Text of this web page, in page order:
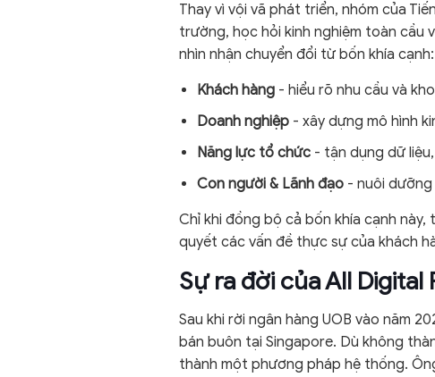
Thay vì vội vã phát triển, nhóm của
trường, học hỏi kinh nghiệm toàn cầu
nhìn nhận chuyển đổi từ bốn khía cạnh:
Khách hàng - hiểu rõ nhu cầu và
Doanh nghiệp - xây dựng mô hình
Năng lực tổ chức - tận dụng dữ
Con người & Lãnh đạo - nuôi
Chỉ khi đồng bộ cả bốn khía cạnh
quyết các vấn đề thực sự của khách
Sự ra đời của All
Sau khi rời ngân hàng UOB vào năm
bán buôn tại Singapore. Dù không
thành một phương pháp hệ thống.